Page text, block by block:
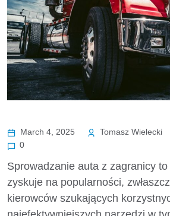
March 4, 2025 Tomasz Wielecki
0
Sprowadzanie auta z zagranicy
zyskuje na popularności,
kierowców szukających